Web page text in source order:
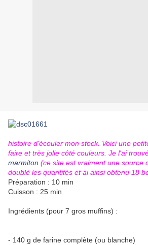
histoire d'écouler mon stock. Voici une
faire et très jolie côté couleurs. Je l'ai
marmiton (ce site est vraiment une source
doublé les quantités et ai ainsi obtenu 18
Préparation : 10 min
Cuisson : 25 min
Ingrédients (pour 7 gros muffins) :
- 140 g de farine complète (ou blanche)